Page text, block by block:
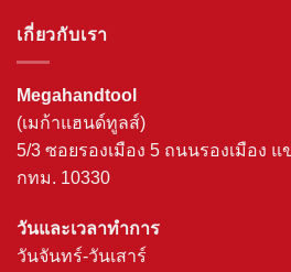
เกี่ยวกับเรา
Megahandtool
(เมก้าแฮนด์ทูลส์)
5/3 ซอยรองเมือง 5 ถนนรองเมือง
กทม. 10330
วันและเวลาทำการ
วันจันทร์-วันเสาร์